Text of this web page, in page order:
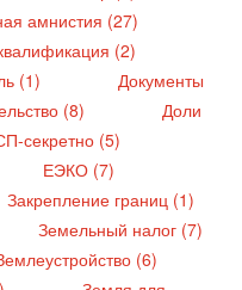
амнистия (27)
(2)
(1)
Документы
(8)
Доли
секретно (5)
ЕЭКО (7)
Закрепление границ (1)
Земельный налог (7)
(6)